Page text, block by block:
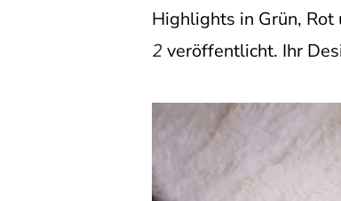
Highlights in Grün,
2 veröffentlicht. Ihr